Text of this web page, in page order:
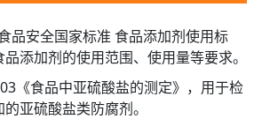
品安全国家标准 食品添加剂使用标
添加剂的使用范围、使用量等要求。
《食品中亚硫酸盐的测定》，用于检
亚硫酸盐类防腐剂。